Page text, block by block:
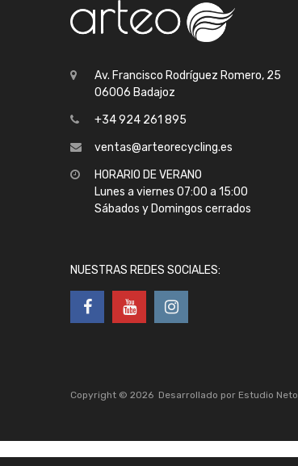
Av. Francisco Rodríguez Romero, 25
06006 Badajoz
+34 924 261 895
ventas@arteorecycling.es
HORARIO DE VERANO
Lunes a viernes 07:00 a 15:00
Sábados y Domingos cerrados
NUESTRAS REDES SOCIALES:
Copyright © 2026 Desarrollado por Estudio Neto